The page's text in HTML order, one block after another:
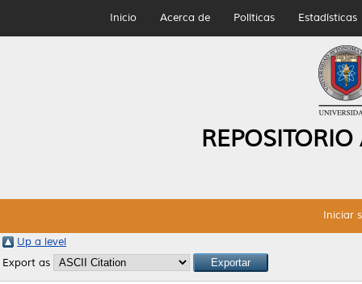
Inicio Acerca de Políticas Estadísticas
Iniciar
Up a level
Export as